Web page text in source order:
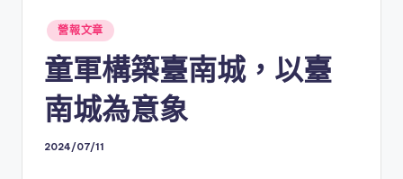
Posted
in
營報文章
童軍構築臺南城，以臺
南城為意象
2024/07/11